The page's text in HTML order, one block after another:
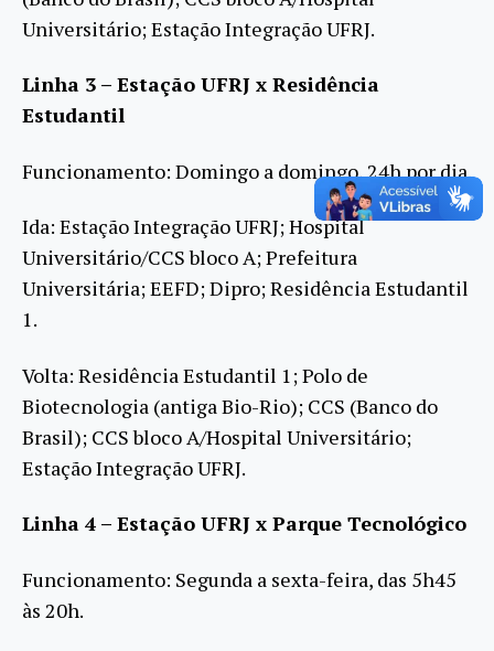
Universitário; Estação Integração UFRJ.
Linha 3 – Estação UFRJ x Residência
Estudantil
Funcionamento: Domingo a domingo, 24h por dia.
Ida: Estação Integração UFRJ; Hospital
Universitário/CCS bloco A; Prefeitura
Universitária; EEFD; Dipro; Residência Estudantil
1.
Volta: Residência Estudantil 1; Polo de
Biotecnologia (antiga Bio-Rio); CCS (Banco do
Brasil); CCS bloco A/Hospital Universitário;
Estação Integração UFRJ.
Linha 4 – Estação UFRJ x Parque Tecnológico
Funcionamento: Segunda a sexta-feira, das 5h45
às 20h.